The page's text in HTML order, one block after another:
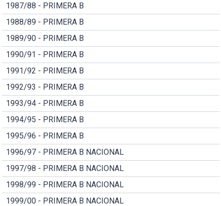
1987/88 - PRIMERA B
1988/89 - PRIMERA B
1989/90 - PRIMERA B
1990/91 - PRIMERA B
1991/92 - PRIMERA B
1992/93 - PRIMERA B
1993/94 - PRIMERA B
1994/95 - PRIMERA B
1995/96 - PRIMERA B
1996/97 - PRIMERA B NACIONAL
1997/98 - PRIMERA B NACIONAL
1998/99 - PRIMERA B NACIONAL
1999/00 - PRIMERA B NACIONAL